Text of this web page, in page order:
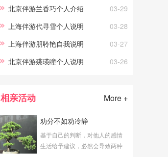
03-29
北京伴游兰⾹巧个人介绍
03-28
上海伴游代寻雪个人说明
03-27
上海伴游朋聆艳自我说明
03-26
北京伴游裘瑛瞳个人说明
相亲活动 More +
劝分不如劝冷静
基于自己的判断，对他人的感情
生活给予建议，必然会导致两种